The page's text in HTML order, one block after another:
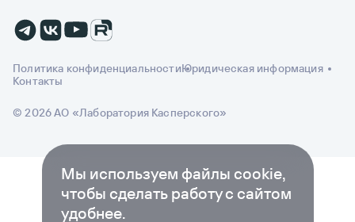
© 2026 АО «Лаборатория Касперского»
Политика конфиденциальностиЮридическая информация
Контакты
Мы используем файлы cookie,
чтобы сделать работу с сайтом
удобнее.